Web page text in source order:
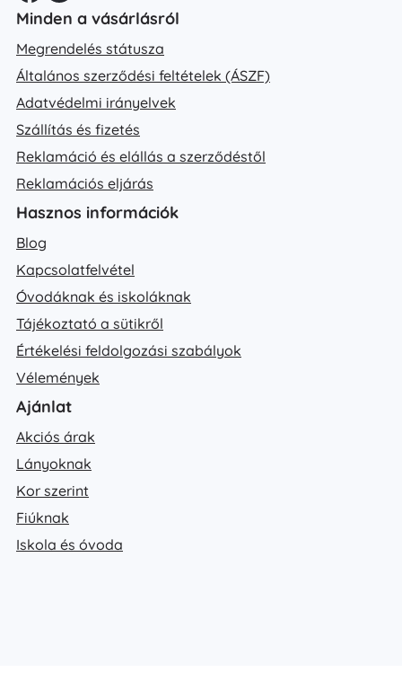
Minden a vásárlásról
Megrendelés státusza
Általános szerződési feltételek (ÁSZF)
Adatvédelmi irányelvek
Szállítás és fizetés
Reklamáció és elállás a szerződéstől
Reklamációs eljárás
Hasznos információk
Blog
Kapcsolatfelvétel
Óvodáknak és iskoláknak
Tájékoztató a sütikről
Értékelési feldolgozási szabályok
Vélemények
Ajánlat
Akciós árak
Lányoknak
Kor szerint
Fiúknak
Iskola és óvoda